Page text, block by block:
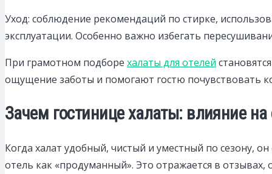
Уход: соблюдение рекомендаций по стирке,
эксплуатации. Особенно важно избегать
При грамотном подборе халаты для отелей
ощущение заботы и помогают гостю почувствовать
Зачем гостинице халаты: влияние
Когда халат удобный, чистый и уместный по сезону,
отель как «продуманный». Это отражается в